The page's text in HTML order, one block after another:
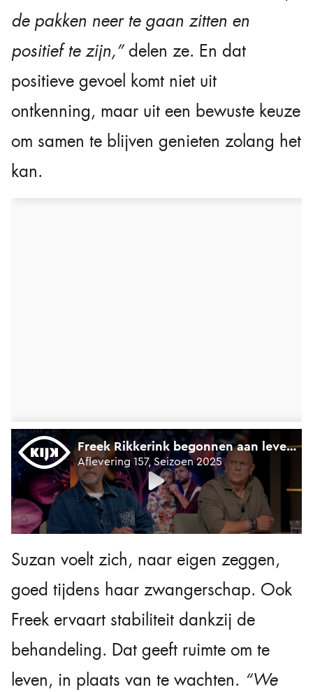
de pakken neer te gaan zitten en
positief te zijn,”delen ze. En dat
positieve gevoel komt niet uit
ontkenning, maar uit een bewuste keuze
om samen te blijven genieten zolang het
kan.
Suzan voelt zich, naar eigen zeggen,
goed tijdens haar zwangerschap. Ook
Freek ervaart stabiliteit dankzij de
behandeling. Dat geeft ruimte om te
leven, in plaats van te wachten. “We